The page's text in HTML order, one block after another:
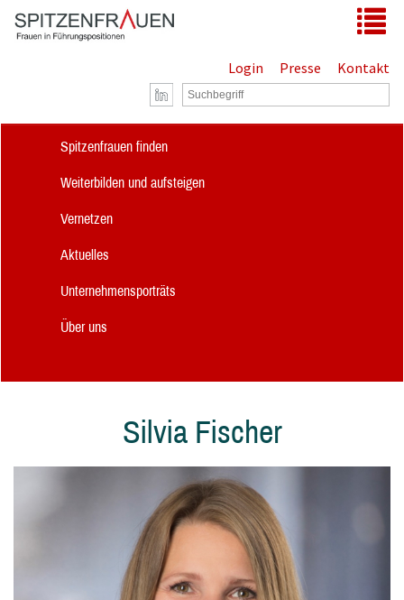
Zum Hauptinhalt springen
Login Presse Kontakt
Spitzenfrauen finden
Weiterbilden und aufsteigen
Vernetzen
Aktuelles
Unternehmensporträts
Über uns
Silvia Fischer